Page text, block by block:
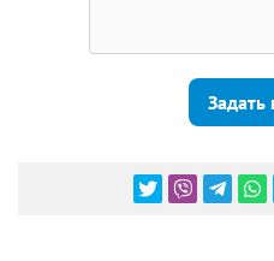
Задать